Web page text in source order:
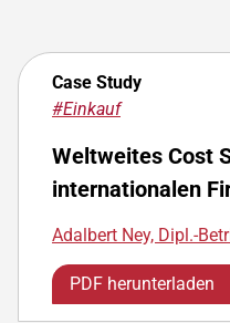
Case Study
#Einkauf
Weltweites Cost
internationalen
Adalbert Ney, Dipl.-
PDF herunterladen